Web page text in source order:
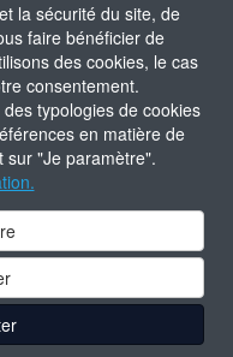
la sécurité du site, de
faire bénéficier de
des cookies, le cas
consentement.
typologies de cookies
en matière de
sur "Je paramètre".